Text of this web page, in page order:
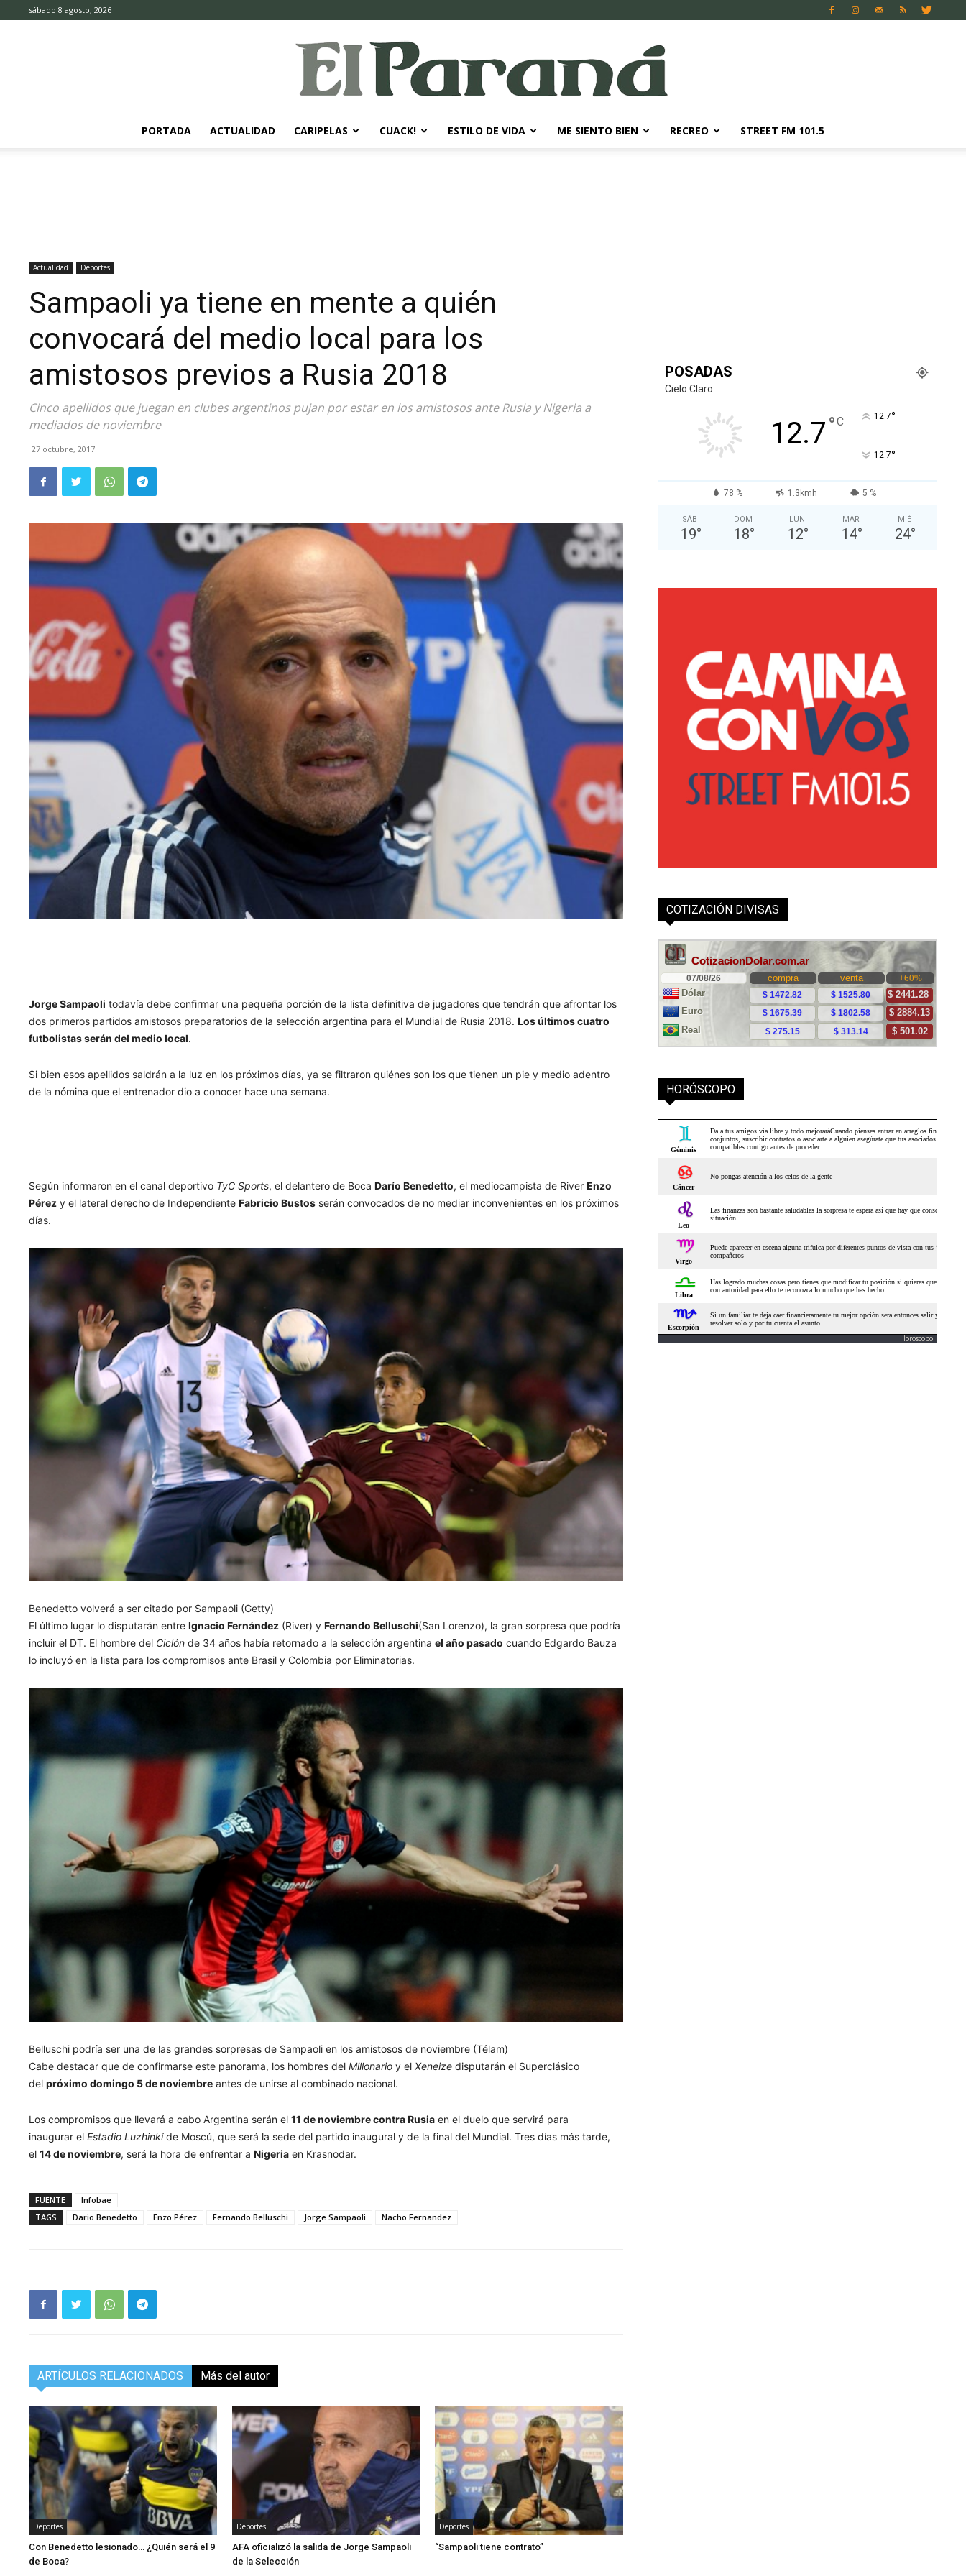
sábado 8 agosto, 2026
PORTADA ACTUALIDAD CARIPELAS CUACK! ESTILO DE VIDA ME SIENTO BIEN RECREO STREET FM 101.5
Actualidad Deportes
Sampaoli ya tiene en mente a quién
convocará del medio local para los
amistosos previos a Rusia 2018
Cinco apellidos que juegan en clubes argentinos pujan por estar en los amistosos ante Rusia y Nigeria a
mediados de noviembre
27 octubre, 2017
Jorge Sampaoli todavía debe confirmar una pequeña porción de la lista definitiva de jugadores que tendrán que afrontar los
dos primeros partidos amistosos preparatorios de la selección argentina para el Mundial de Rusia 2018.Los últimos cuatro
futbolistas serán del medio local.
Si bien esos apellidos saldrán a la luz en los próximos días, ya se filtraron quiénes son los que tienen un pie y medio adentro
de la nómina que el entrenador dio a conocer hace una semana.
Según informaron en el canal deportivo TyC Sports, el delantero de BocaDarío Benedetto, el mediocampista de RiverEnzo
Pérez y el lateral derecho de IndependienteFabricio Bustos serán convocados de no mediar inconvenientes en los próximos
días.
Benedetto volverá a ser citado por Sampaoli (Getty)
El último lugar lo disputarán entreIgnacio Fernández (River) yFernando Belluschi(San Lorenzo), la gran sorpresa que podría
incluir el DT. El hombre del Ciclón de 34 años había retornado a la selección argentinael año pasado cuando Edgardo Bauza
lo incluyó en la lista para los compromisos ante Brasil y Colombia por Eliminatorias.
Belluschi podría ser una de las grandes sorpresas de Sampaoli en los amistosos de noviembre (Télam)
Cabe destacar que de confirmarse este panorama, los hombres delMillonario y elXeneize disputarán el Superclásico
delpróximo domingo 5 de noviembre antes de unirse al combinado nacional.
Los compromisos que llevará a cabo Argentina serán el11 de noviembre contra Rusia en el duelo que servirá para
inaugurar elEstadio Luzhinkíde Moscú, que será la sede del partido inaugural y de la final del Mundial. Tres días más tarde,
el14 de noviembre, será la hora de enfrentar aNigeria en Krasnodar.
FUENTE
Infobae
TAGS
Dario Benedetto Enzo Pérez Fernando Belluschi Jorge Sampaoli Nacho Fernandez
ARTÍCULOS RELACIONADOS Más del autor
Deportes
Con Benedetto lesionado… ¿Quién será el 9
de Boca?
Deportes
AFA oficializó la salida de Jorge Sampaoli
de la Selección
Deportes
“Sampaoli tiene contrato”
POSADAS
Cielo Claro
12.7°C 12.7°
12.7°
78 % 1.3kmh 5 %
SÁB
19°
DOM
18°
LUN
12°
MAR
14°
MIÉ
24°
COTIZACIÓN DIVISAS
HORÓSCOPO
Horoscopo